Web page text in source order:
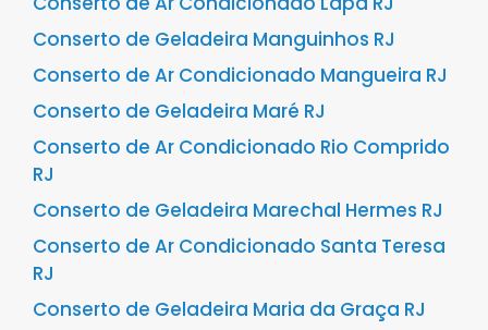
Conserto de Geladeira Manguinhos RJ
Conserto de Ar Condicionado Mangueira RJ
Conserto de Geladeira Maré RJ
Conserto de Ar Condicionado Rio Comprido
RJ
Conserto de Geladeira Marechal Hermes RJ
Conserto de Ar Condicionado Santa Teresa
RJ
Conserto de Geladeira Maria da Graça RJ